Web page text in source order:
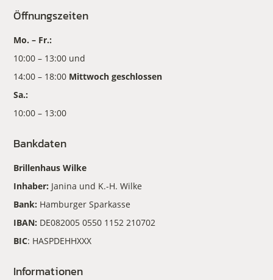
Öffnungszeiten
Mo. – Fr.:
10:00 – 13:00 und
14:00 – 18:00 Mittwoch geschlossen
Sa.:
10:00 – 13:00
Bankdaten
Brillenhaus Wilke
Inhaber: Janina und K.-H. Wilke
Bank: Hamburger Sparkasse
IBAN: DE082005 0550 1152 210702
BIC: HASPDEHHXXX
Informationen